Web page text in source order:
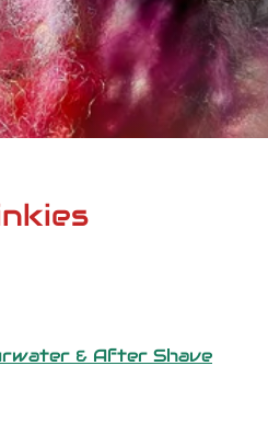
& After Shave